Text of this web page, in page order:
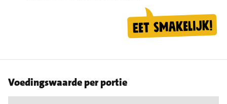
Voedingswaarde per portie